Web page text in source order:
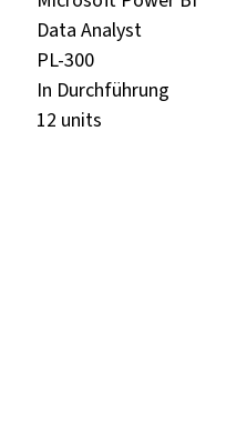
Data Analyst
PL-300
In Durchführung
12 units